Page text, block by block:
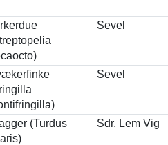
Sevel
Sevel
(Turdus
Sdr. Lem Vig